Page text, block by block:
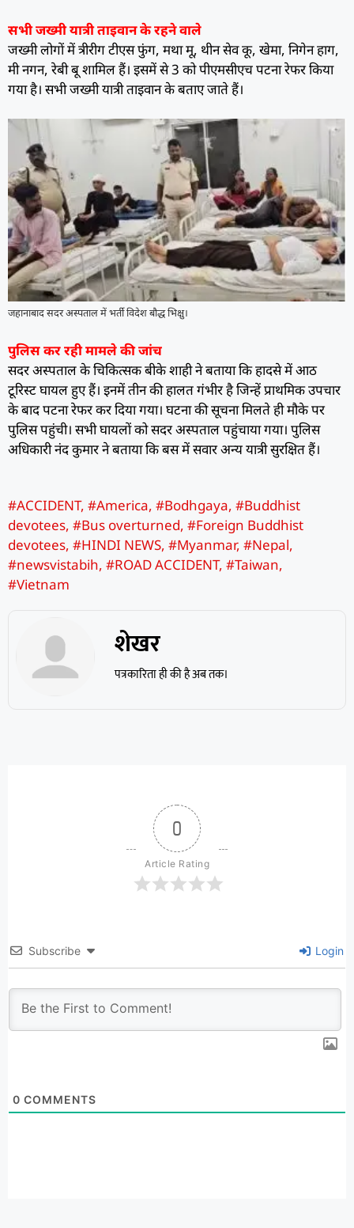
सभी जख्मी यात्री ताइवान के रहने वाले
जख्मी लोगों में त्रीरीग टीएस फुंग, मथा मू, थीन सेव कू, खेमा, निगेन हाग,
मी नगन, रेबी बू शामिल हैं। इसमें से 3 को पीएमसीएच पटना रेफर किया
गया है। सभी जख्मी यात्री ताइवान के बताए जाते हैं।
जहानाबाद सदर अस्पताल में भर्ती विदेश बौद्ध भिक्षु।
पुलिस कर रही मामले की जांच
सदर अस्पताल के चिकित्सक बीके शाही ने बताया कि हादसे में आठ
टूरिस्ट घायल हुए हैं। इनमें तीन की हालत गंभीर है जिन्हें प्राथमिक उपचार
के बाद पटना रेफर कर दिया गया। घटना की सूचना मिलते ही मौके पर
पुलिस पहुंची। सभी घायलों को सदर अस्पताल पहुंचाया गया। पुलिस
अधिकारी नंद कुमार ने बताया कि बस में सवार अन्य यात्री सुरक्षित हैं।
#ACCIDENT, #America, #Bodhgaya, #Buddhist
devotees, #Bus overturned, #Foreign Buddhist
devotees, #HINDI NEWS, #Myanmar, #Nepal,
#newsvistabih, #ROAD ACCIDENT, #Taiwan,
#Vietnam
शेखर
पत्रकारिता ही की है अब तक।
0
Article Rating
Subscribe Login
0 COMMENTS